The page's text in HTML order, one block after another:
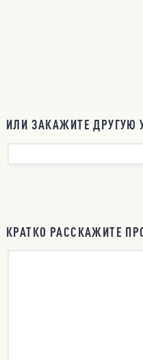
ИЛИ ЗАКАЖИТЕ ДРУГУЮ
КРАТКО РАССКАЖИТЕ